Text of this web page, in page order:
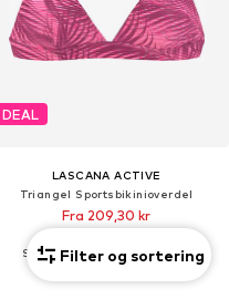
DEAL
LASCANA ACTIVE
Triangel Sportsbikinioverdel
Fra 209,30 kr
Sidste laveste pris:239,20 kr-12%
Filter og sortering